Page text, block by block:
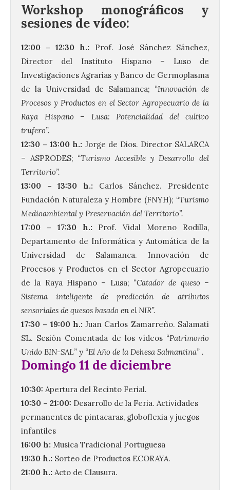
Workshop monográficos y
sesiones de vídeo:
12:00 – 12:30 h.: Prof. José Sánchez Sánchez,
Director del Instituto Hispano – Luso de
Investigaciones Agrarias y Banco de Germoplasma
de la Universidad de Salamanca; “Innovación de
Procesos y Productos en el Sector Agropecuario de la
Raya Hispano – Lusa: Potencialidad del cultivo
trufero”.
12:30 – 13:00 h.: Jorge de Dios. Director SALARCA
– ASPRODES; “Turismo Accesible y Desarrollo del
Territorio”.
13:00 – 13:30 h.: Carlos Sánchez. Presidente
Fundación Naturaleza y Hombre (FNYH); “Turismo
Medioambiental y Preservación del Territorio”.
17:00 – 17:30 h.: Prof. Vidal Moreno Rodilla,
Departamento de Informática y Automática de la
Universidad de Salamanca. Innovación de
Procesos y Productos en el Sector Agropecuario
de la Raya Hispano – Lusa; “Catador de queso –
Sistema inteligente de predicción de atributos
sensoriales de quesos basado en el NIR”.
17:30 – 19:00 h.: Juan Carlos Zamarreño. Salamati
SL. Sesión Comentada de los vídeos “Patrimonio
Unido BIN-SAL” y “El Año de la Dehesa Salmantina” .
Domingo 11 de diciembre
10:30: Apertura del Recinto Ferial.
10:30 – 21:00: Desarrollo de la Feria. Actividades
permanentes de pintacaras, globoflexia y juegos
infantiles
16:00 h: Musica Tradicional Portuguesa
19:30 h.: Sorteo de Productos ECORAYA.
21:00 h.: Acto de Clausura.